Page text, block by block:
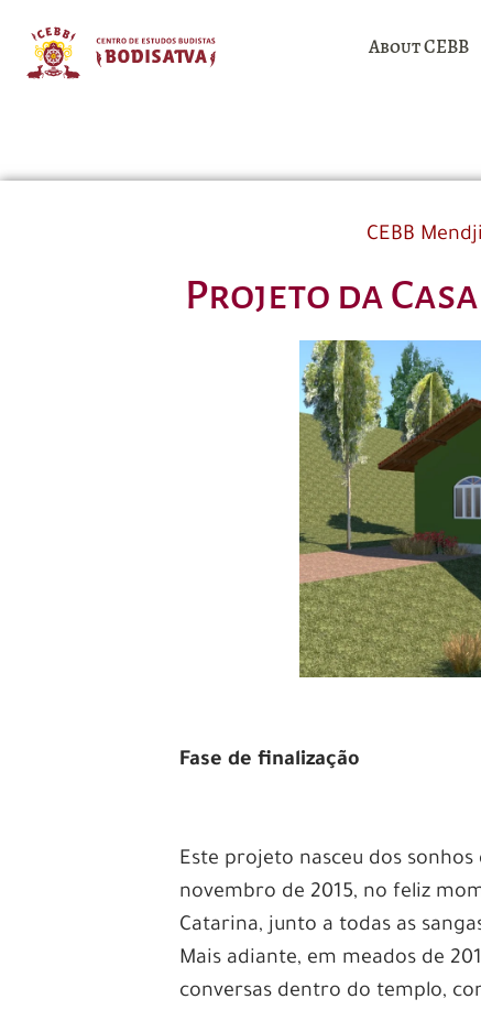
About CEBB
CEBB
Projeto da
Fase de finalização
Este projeto nasceu dos
novembro de 2015, no feliz
Catarina, junto a todas as
Mais adiante, em meados de
conversas dentro do templo,